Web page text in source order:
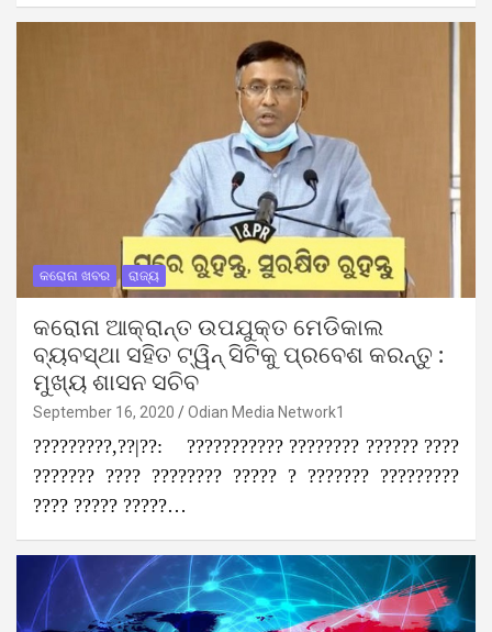
କରୋନା ଖବର ରାଜ୍ୟ
କରୋନା ଆକ୍ରାନ୍ତ ଉପଯୁକ୍ତ ମେଡିକାଲ
ବ୍ୟବସ୍ଥା ସହିତ ଟ୍ୱିନ୍‌ ସିଟିକୁ ପ୍ରବେଶ କରନ୍ତୁ :
ମୁଖ୍ୟ ଶାସନ ସଚିବ
September 16, 2020 Odian Media Network1
?????????,??|??: ??????????? ???????? ?????? ????
??????? ???? ???????? ????? ? ??????? ?????????
???? ????? ?????…